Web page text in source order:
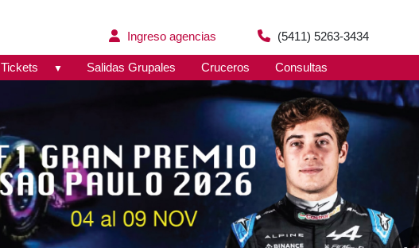
Ingreso agencias (5411) 5263-3434
Tickets Salidas Grupales Cruceros Consultas